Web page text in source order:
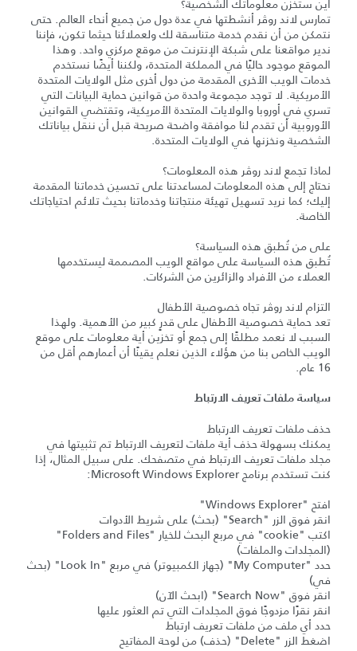
أين ستُخزن معلوماتك الشخصية؟
تمارس لاند روڤر أنشطتها في عدة دول من جميع أنحاء العالم. حتى
نتمكن من أن نقدم خدمة متناسقة لك ولعملائنا حيثما تكون، فإننا
ندير مواقعنا على شبكة الإنترنت من موقع مركزي واحد. وهذا
الموقع موجود حاليًا في المملكة المتحدة، ولكننا أيضًا نستخدم
خدمات الويب الأخرى المقدمة من دول أخرى مثل الولايات المتحدة
الأمريكية. لا توجد مجموعة واحدة من قوانين حماية البيانات التي
تسري في أوروبا والولايات المتحدة الأمريكية، وتقتضي القوانين
الأوروبية أن تقدم لنا موافقة واضحة صريحة قبل أن ننقل بياناتك
الشخصية ونخزنها في الولايات المتحدة.
لماذا تجمع لاند روڤر هذه المعلومات؟
نحتاج إلى هذه المعلومات لمساعدتنا على تحسين خدماتنا المقدمة
إليك؛ كما نريد تسهيل تهيئة منتجاتنا وخدماتنا بحيث تلائم احتياجاتك
الخاصة.
على من تُطبق هذه السياسة؟
تُطبق هذه السياسة على مواقع الويب المصممة ليستخدمها
العملاء من الأفراد والزائرين من الشركات.
التزام لاند روڤر تجاه خصوصية الأطفال
تعد حماية خصوصية الأطفال على قدرٍ كبير من الأهمية. ولهذا
السبب لا نعمد مطلقًا إلى جمع أو تخزين أية معلومات على موقع
الويب الخاص بنا من هؤلاء الذين نعلم يقينًا أن أعمارهم أقل من
16 عام.
سياسة ملفات تعريف الارتباط
حذف ملفات تعريف الارتباط
يمكنك بسهولة حذف أية ملفات لتعريف الارتباط تم تثبيتها في
مجلد ملفات تعريف الارتباط في متصفحك. على سبيل المثال، إذا
كنت تستخدم برنامج Microsoft Windows Explorer:
افتح "Windows Explorer"
انقر فوق الزر "Search" (بحث) على شريط الأدوات
اكتب "cookie" في مربع البحث للخيار "Folders and Files"
(المجلدات والملفات)
حدد "My Computer" (جهاز الكمبيوتر) في مربع "Look In" (بحث
في)
انقر فوق "Search Now" (ابحث الآن)
انقر نقرًا مزدوجًا فوق المجلدات التي تم العثور عليها
حدد أي ملف من ملفات تعريف ارتباط
اضغط الزر "Delete" (حذف) من لوحة المفاتيح